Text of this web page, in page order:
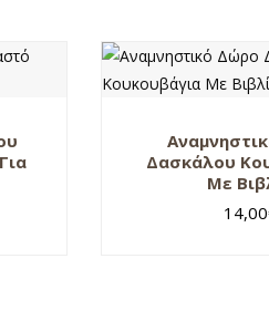
Δασκάλου
Με
14,00